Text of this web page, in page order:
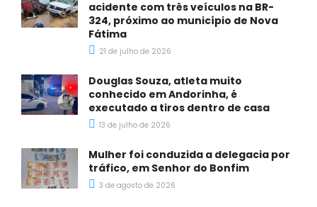
acidente com três veículos na BR-
324, próximo ao município de Nova
Fátima
21 de julho de 2026
Douglas Souza, atleta muito
conhecido em Andorinha, é
executado a tiros dentro de casa
13 de julho de 2026
Mulher foi conduzida a delegacia por
tráfico, em Senhor do Bonfim
3 de agosto de 2026